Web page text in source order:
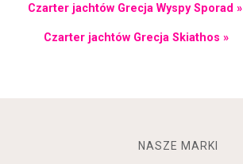
Czarter jachtów Grecja Wyspy Sporad »
Czarter jachtów Grecja Skiathos »
NASZE MARKI